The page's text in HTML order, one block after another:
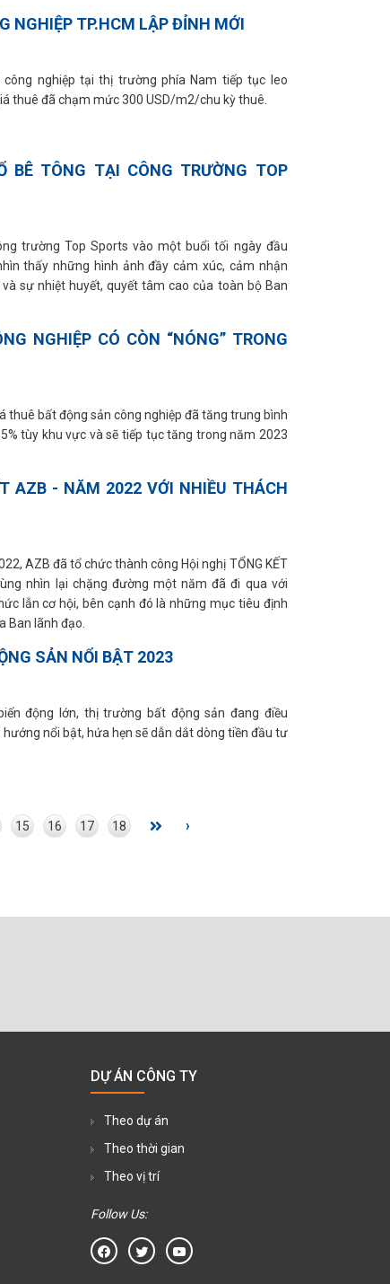
NGHIỆP TP.HCM LẬP ĐỈNH MỚI
công nghiệp tại thị trường phía Nam tiếp tục leo
thuê đã chạm mức 300 USD/m2/chu kỳ thuê.
BÊ TÔNG TẠI CÔNG TRƯỜNG TOP
trường Top Sports vào một buổi tối ngày đầu
thấy những hình ảnh đầy cảm xúc, cảm nhận
sự nhiệt huyết, quyết tâm cao của toàn bộ Ban
NGHIỆP CÓ CÒN “NÓNG” TRONG
thuê bất động sản công nghiệp đã tăng trung bình
tùy khu vực và sẽ tiếp tục tăng trong năm 2023
AZB - NĂM 2022 VỚI NHIỀU THÁCH
AZB đã tổ chức thành công Hội nghị TỔNG KẾT
nhìn lại chặng đường một năm đã đi qua với
lẫn cơ hội, bên cạnh đó là những mục tiêu định
Ban lãnh đạo.
SẢN NỔI BẬT 2023
động lớn, thị trường bất động sản đang điều
nổi bật, hứa hẹn sẽ dẫn dắt dòng tiền đầu tư
15 16 17 18 ›
DỰ ÁN CÔNG TY
Theo dự án
Theo thời gian
Theo vị trí
Follow Us: